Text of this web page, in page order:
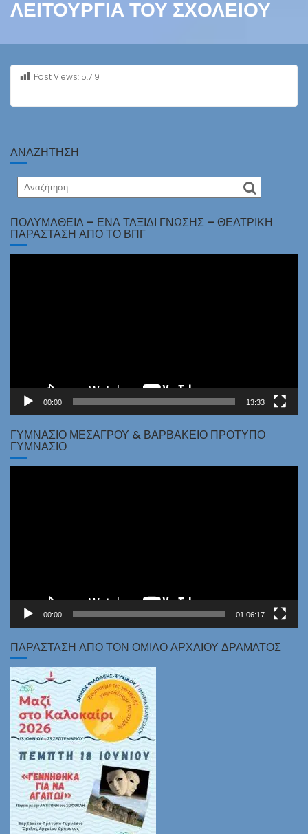
ΛΕΙΤΟΥΡΓΊΑ ΤΟΥ ΣΧΟΛΕΊΟΥ
Post Views: 5.719
ΑΝΑΖΗΤΗΣΗ
ΠΟΛΥΜΆΘΕΙΑ – ΈΝΑ ΤΑΞΊΔΙ ΓΝΏΣΗΣ – ΘΕΑΤΡΙΚΉ
ΠΑΡΆΣΤΑΣΗ ΑΠΌ ΤΟ ΒΠΓ
00:00 13:33
ΓΥΜΝΆΣΙΟ ΜΕΣΑΓΡΟΎ & ΒΑΡΒΆΚΕΙΟ ΠΡΌΤΥΠΟ
ΓΥΜΝΆΣΙΟ
00:00 01:06:17
ΠΑΡΑΣΤΑΣΗ ΑΠΟ ΤΟΝ ΟΜΙΛΟ ΑΡΧΑΙΟΥ ΔΡΑΜΑΤΟΣ